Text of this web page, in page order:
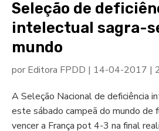
Seleção de
intelectual sagra-
mundo
por Editora FPDD | 14-04-2017 |
A Seleção Nacional de deficiência
este sábado campeã do mundo de
vencer a França pot 4-3 na final